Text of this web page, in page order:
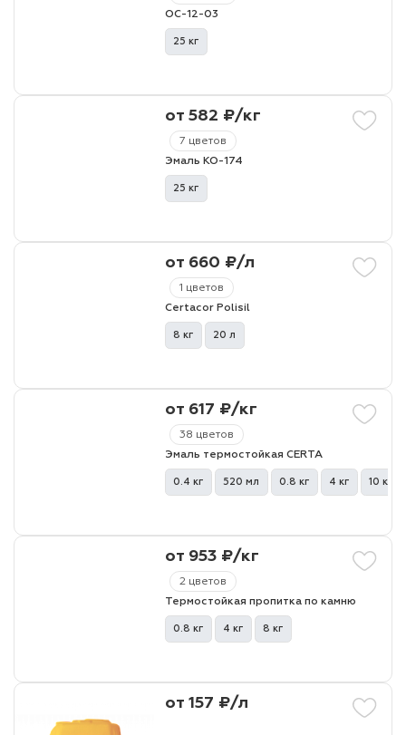
ОС-12-03
25 кг
7 цветов
от 582 ₽/кг
Эмаль КО-174
25 кг
1 цветов
от 660 ₽/л
Certacor Polisil
8 кг 20 л
38 цветов
от 617 ₽/кг
Эмаль термостойкая CERTA
0.4 кг 520 мл 0.8 кг 4 кг 10 кг
2 цветов
от 953 ₽/кг
Термостойкая пропитка по камню
0.8 кг 4 кг 8 кг
от 157 ₽/л